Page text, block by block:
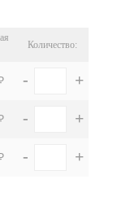
Количество:
- +
- +
- +